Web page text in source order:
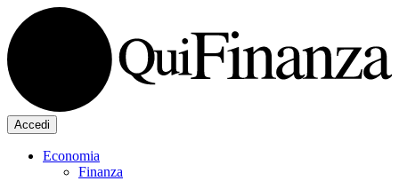
Accedi
Economia
Finanza